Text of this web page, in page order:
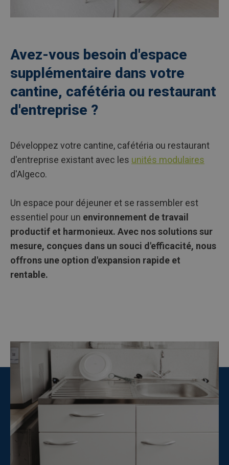
Avez-vous besoin d'espace
supplémentaire dans votre
cantine, cafétéria ou restaurant
d'entreprise ?
Développez votre cantine, cafétéria ou restaurant
d'entreprise existant avec les unités modulaires
d'Algeco.
Un espace pour déjeuner et se rassembler est
essentiel pour un environnement de travail
productif et harmonieux. Avec nossolutions sur
mesure, conçues dans un souci d'efficacité, nous
offrons une option d'expansion rapide et
rentable.